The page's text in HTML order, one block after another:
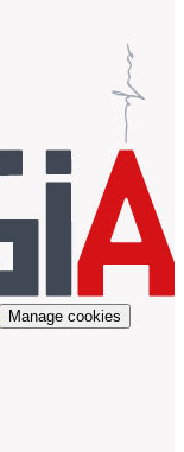
Manage cookies